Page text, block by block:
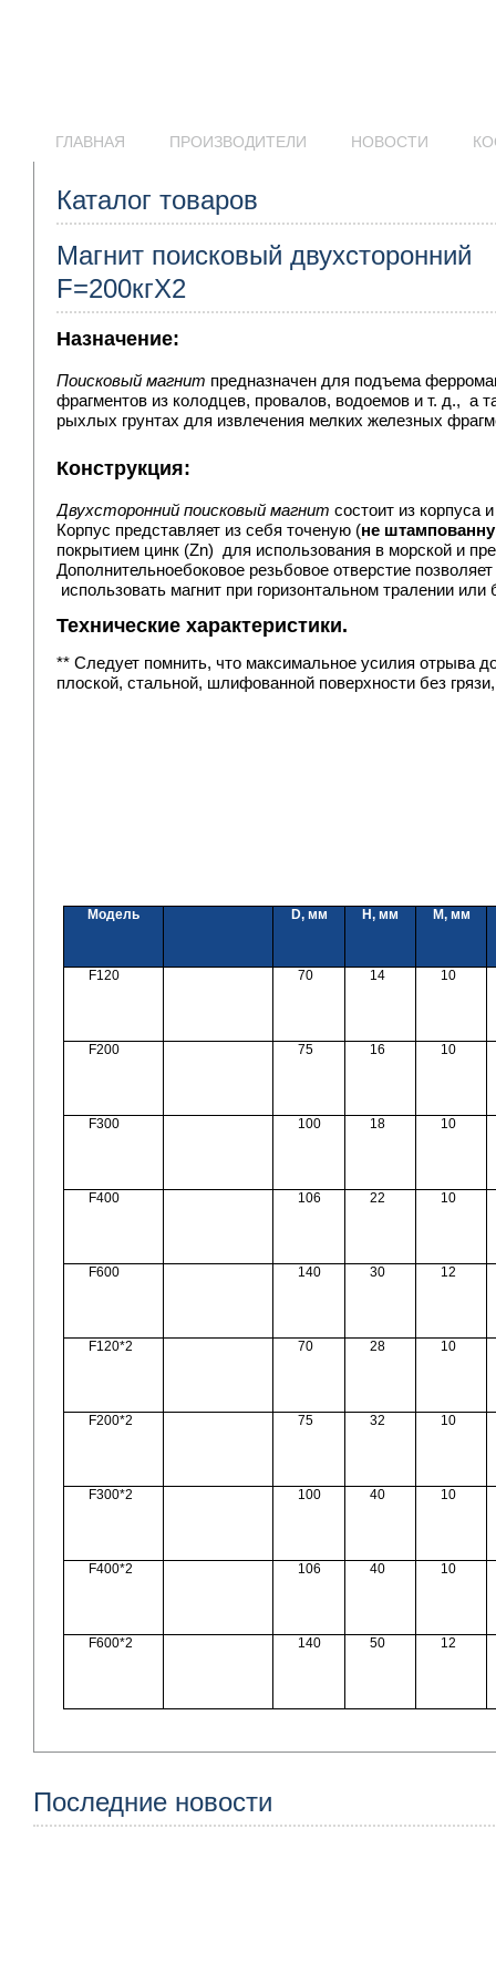
ГЛАВНАЯ ПРОИЗВОДИТЕЛИ НОВОСТИ
Каталог товаров
Магнит поисковый двухсторонний
F=200кгХ2
Назначение:
Поисковый магнит предназначен для подъема
фрагментов из колодцев, провалов, водоемов и т. д., а
рыхлых грунтах для извлечения мелких железных
Конструкция:
Двухсторонний поисковый магнит состоит из корпуса
Корпус представляет из себя точеную (не
покрытием цинк (Zn) для использования в морской и
Дополнительноебоковое резьбовое отверстие
использовать магнит при горизонтальном тралении или
Технические характеристики.
** Следует помнить, что максимальное усилия отрыва
плоской, стальной, шлифованной поверхности без
Модель D, мм H, мм M, мм
F120 70 14 10
F200 75 16 10
F300 100 18 10
F400 106 22 10
F600 140 30 12
F120*2 70 28 10
F200*2 75 32 10
F300*2 100 40 10
F400*2 106 40 10
F600*2 140 50 12
Последние новости